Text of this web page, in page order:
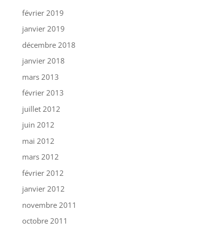
février 2019
janvier 2019
décembre 2018
janvier 2018
mars 2013
février 2013
juillet 2012
juin 2012
mai 2012
mars 2012
février 2012
janvier 2012
novembre 2011
octobre 2011